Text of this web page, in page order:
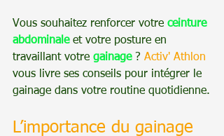
Vous souhaitez renforcer votre ceinture
abdominale et votre posture en
travaillant votre gainage ? Activ' Athlon
vous livre ses conseils pour intégrer le
gainage dans votre routine quotidienne.
L’importance du gainage